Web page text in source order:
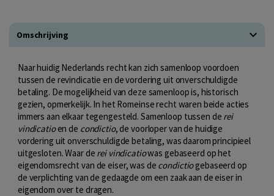
Omschrijving
Naar huidig Nederlands recht kan zich samenloop voordoen
tussen de revindicatie en de vordering uit onverschuldigde
betaling. De mogelijkheid van deze samenloop is, historisch
gezien, opmerkelijk. In het Romeinse recht waren beide acties
immers aan elkaar tegengesteld. Samenloop tussen de rei
vindicatioen de condictio, de voorloper van de huidige
vordering uit onverschuldigde betaling, was daarom principieel
uitgesloten. Waar de rei vindicatiowas gebaseerd op het
eigendomsrecht van de eiser, was de condictiogebaseerd op
de verplichting van de gedaagde om een zaak aan de eiser in
eigendom over te dragen.